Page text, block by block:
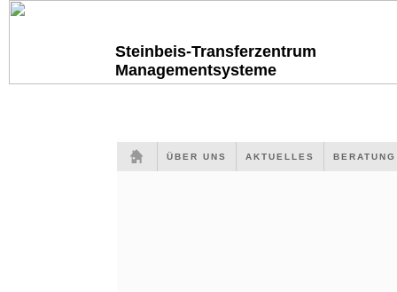
Steinbeis-Transferzentrum
Managementsysteme
ÜBER UNS AKTUELLES